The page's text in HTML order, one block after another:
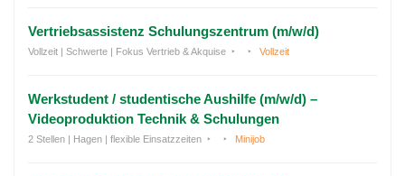
Vertriebsassistenz Schulungszentrum (m/w/d)
Vollzeit | Schwerte | Fokus Vertrieb & Akquise Vollzeit
Werkstudent / studentische Aushilfe (m/w/d) –
Videoproduktion Technik & Schulungen
2 Stellen | Hagen | flexible Einsatzzeiten Minijob